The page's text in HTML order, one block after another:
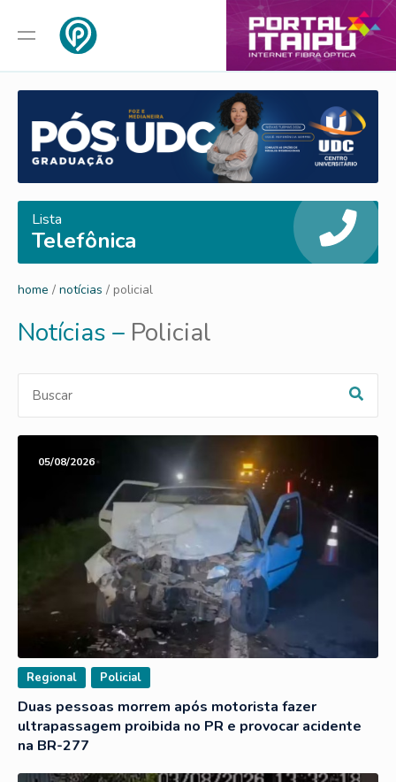
Lista
Telefônica
home / notícias / policial
Notícias – Policial
05/08/2026
Regional Policial
Duas pessoas morrem após motorista fazer
ultrapassagem proibida no PR e provocar acidente
na BR-277